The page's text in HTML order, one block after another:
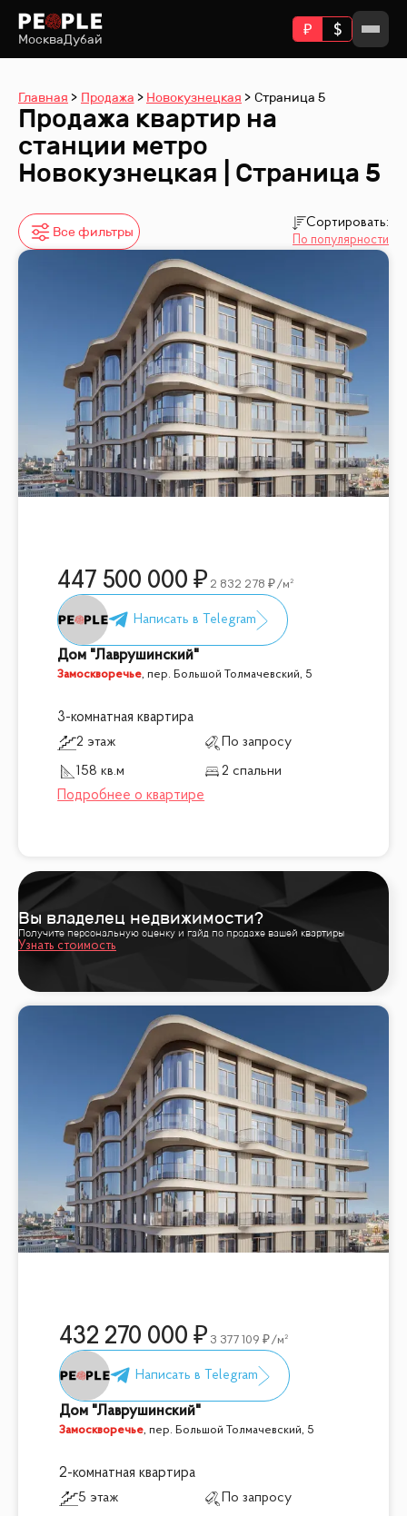
МоскваДубай
Главная Продажа Новокузнецкая Страница 5
Продажа квартир на
станции метро
Новокузнецкая | Страница 5
Все фильтры
Сортировать:
По популярности
447 500 000 2 832 278 /м²
Дом "Лаврушинский"
Замоскворечье,пер. Большой Толмачевский, 5
3-комнатная квартира
2 этаж
По запросу
158 кв.м
2 спальни
Вы владелец недвижимости?
Получите персональную оценку и гайд по продаже вашей квартиры
Узнать стоимость
432 270 000 3 377 109 /м²
Дом "Лаврушинский"
Замоскворечье,пер. Большой Толмачевский, 5
2-комнатная квартира
5 этаж
По запросу